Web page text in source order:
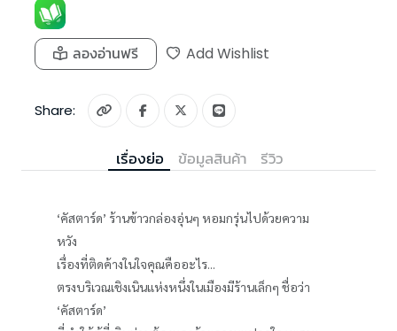
ลองอ่านฟรี Add Wishlist
Share:
เรื่องย่อ ข้อมูลสินค้า รีวิว
‘คัสตาร์ด’ ร้านข้าวกล่องอุ่นๆ หอมกรุ่นไปด้วยความ
หวัง
เรื่องที่ติดค้างในใจคุณคืออะไร...
ตรงบริเวณเชิงเนินแห่งหนึ่งในเมืองมีร้านเล็กๆ ชื่อว่า
‘คัสตาร์ด’